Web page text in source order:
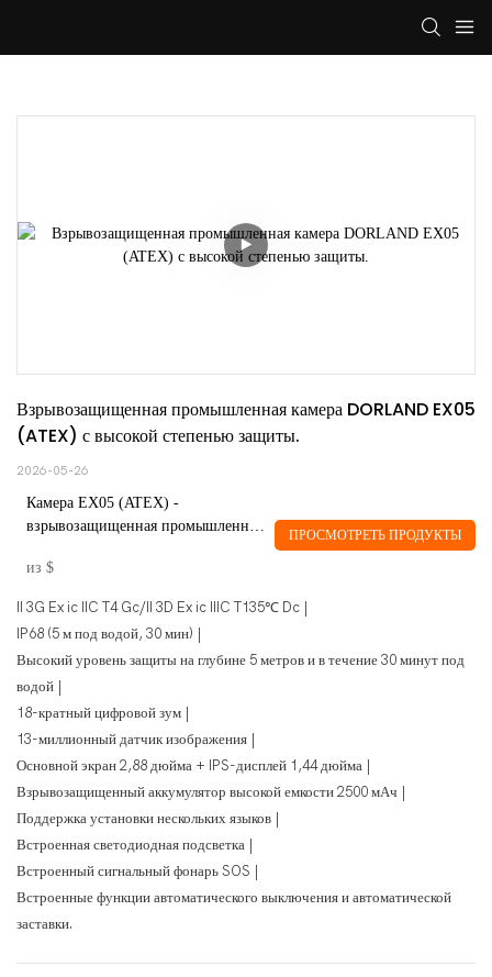
Взрывозащищенная промышленная камера DORLAND EX05
(ATEX) с высокой степенью защиты.
2026-05-26
Камера EX05 (ATEX) -
взрывозащищенная промышленная
степенью защиты.
из $
ПРОСМОТРЕТЬ ПРОДУКТЫ
II 3G Ex ic IIC T4 Gc/II 3D Ex ic IIIC T135℃ Dc |
IP68 (5 м под водой, 30 мин) |
Высокий уровень защиты на глубине 5 метров и в течение 30 минут под
водой |
18-кратный цифровой зум |
13-миллионный датчик изображения |
Основной экран 2,88 дюйма + IPS-дисплей 1,44 дюйма |
Взрывозащищенный аккумулятор высокой емкости 2500 мАч |
Поддержка установки нескольких языков |
Встроенная светодиодная подсветка |
Встроенный сигнальный фонарь SOS |
Встроенные функции автоматического выключения и автоматической
заставки.